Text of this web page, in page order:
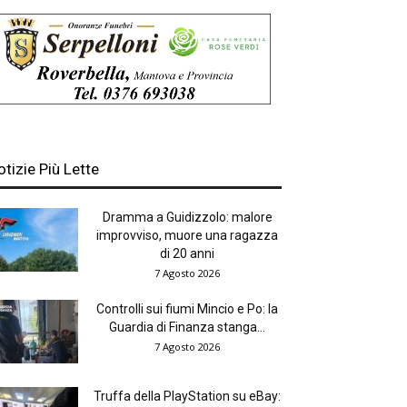
Più Lette
Dramma a Guidizzolo: malore
improvviso, muore una ragazza
di 20 anni
7 Agosto 2026
Controlli sui fiumi Mincio e Po: la
Guardia di Finanza stanga...
7 Agosto 2026
Truffa della PlayStation su eBay: